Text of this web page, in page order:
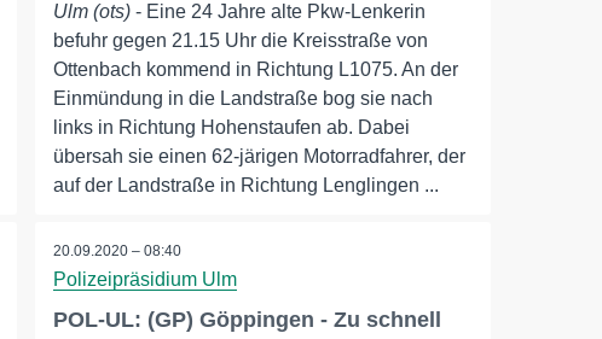
Ulm (ots) - Eine 24 Jahre alte Pkw-Lenkerin
befuhr gegen 21.15 Uhr die Kreisstraße von
Ottenbach kommend in Richtung L1075. An der
Einmündung in die Landstraße bog sie nach
links in Richtung Hohenstaufen ab. Dabei
übersah sie einen 62-järigen Motorradfahrer, der
auf der Landstraße in Richtung Lenglingen ...
20.09.2020 – 08:40
Polizeipräsidium Ulm
POL-UL: (GP) Göppingen - Zu schnell